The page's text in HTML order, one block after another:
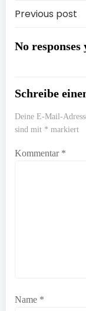
Post
Previous post
No responses
Schreibe
Deine E-Mail-
sind mit * markiert
Kommentar *
Name *